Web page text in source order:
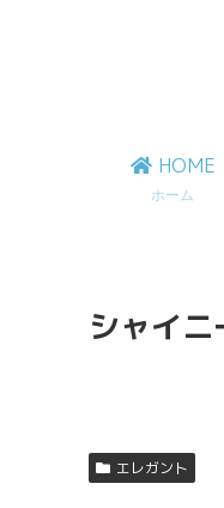
HOME
ホーム
シャイ
エレガント